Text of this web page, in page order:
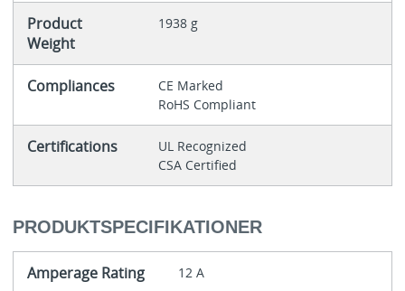
Product
Weight
1938 g
Compliances
CE Marked
RoHS Compliant
Certifications
UL Recognized
CSA Certified
PRODUKTSPECIFIKATIONER
Amperage Rating 12 A